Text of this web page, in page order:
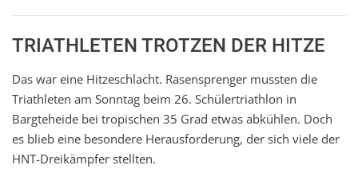
TRIATHLETEN TROTZEN DER HITZE
Das war eine Hitzeschlacht. Rasensprenger mussten die
Triathleten am Sonntag beim 26. Schülertriathlon in
Bargteheide bei tropischen 35 Grad etwas abkühlen. Doch
es blieb eine besondere Herausforderung, der sich viele der
HNT-Dreikämpfer stellten.